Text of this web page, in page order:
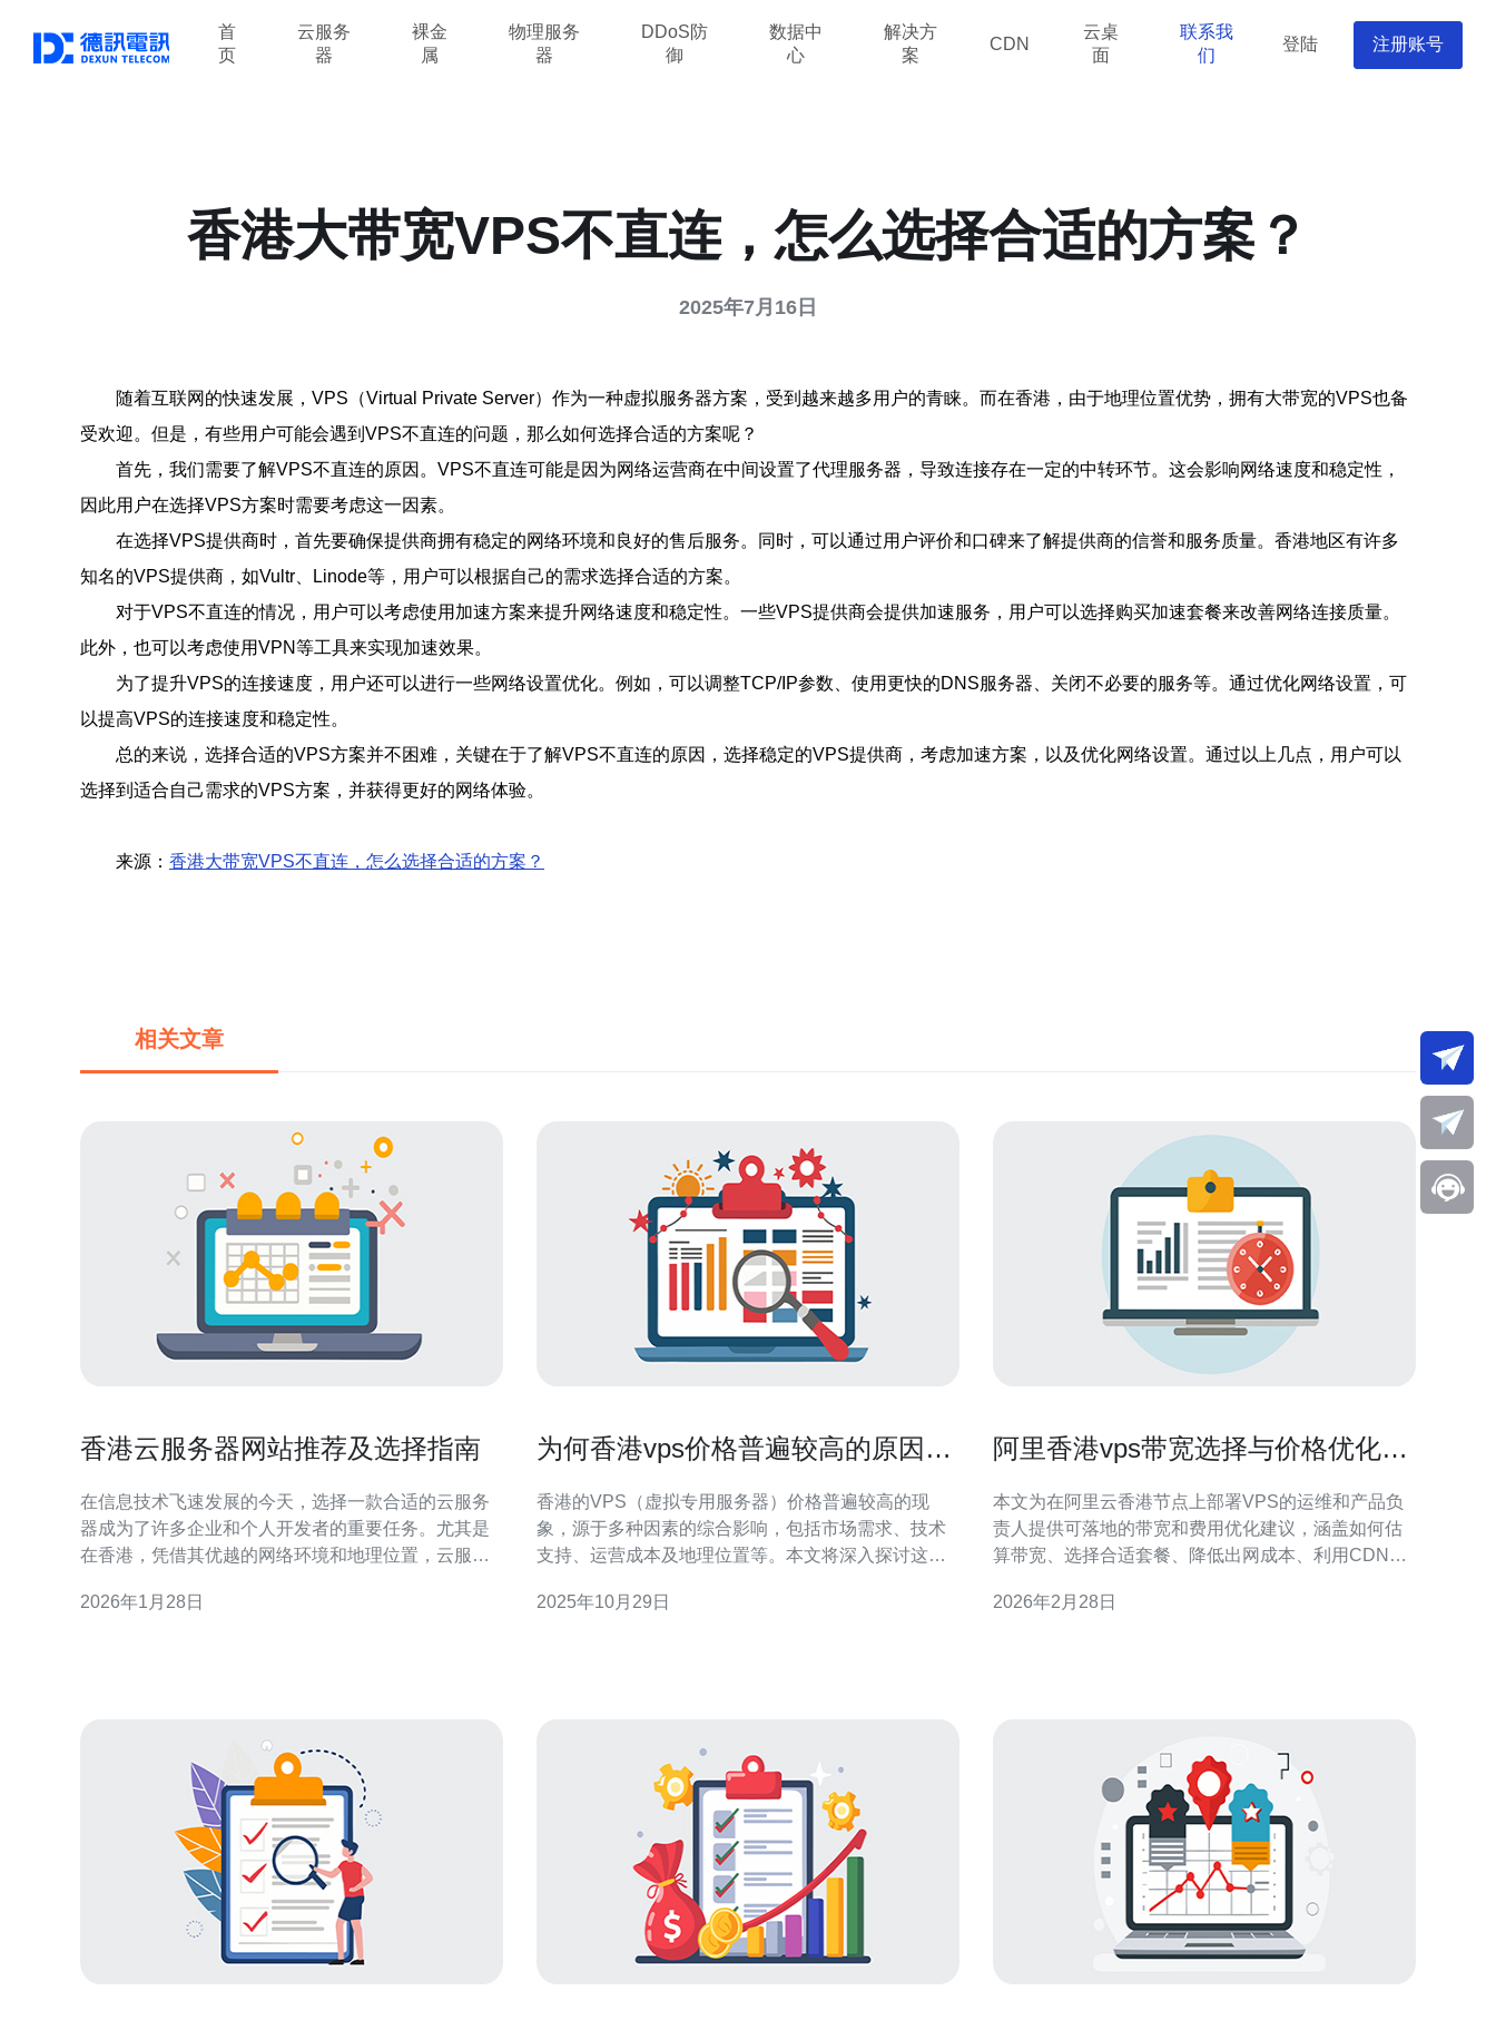
首
页
云服务
器
裸金
属
物理服务
器
DDoS防
御
数据中
心
解决方
案
CDN
云桌
面
联系我
们
登陆 注册账号
香港大带宽VPS不直连，怎么选择合适的方案？
2025年7月16日
随着互联网的快速发展，VPS（Virtual Private Server）作为一种虚拟服务器方案，受到越来越多用户的青睐。而在香港，由于地理位置优势，拥有大带宽的VPS也备
受欢迎。但是，有些用户可能会遇到VPS不直连的问题，那么如何选择合适的方案呢？
首先，我们需要了解VPS不直连的原因。VPS不直连可能是因为网络运营商在中间设置了代理服务器，导致连接存在一定的中转环节。这会影响网络速度和稳定性，
因此用户在选择VPS方案时需要考虑这一因素。
在选择VPS提供商时，首先要确保提供商拥有稳定的网络环境和良好的售后服务。同时，可以通过用户评价和口碑来了解提供商的信誉和服务质量。香港地区有许多
知名的VPS提供商，如Vultr、Linode等，用户可以根据自己的需求选择合适的方案。
对于VPS不直连的情况，用户可以考虑使用加速方案来提升网络速度和稳定性。一些VPS提供商会提供加速服务，用户可以选择购买加速套餐来改善网络连接质量。
此外，也可以考虑使用VPN等工具来实现加速效果。
为了提升VPS的连接速度，用户还可以进行一些网络设置优化。例如，可以调整TCP/IP参数、使用更快的DNS服务器、关闭不必要的服务等。通过优化网络设置，可
以提高VPS的连接速度和稳定性。
总的来说，选择合适的VPS方案并不困难，关键在于了解VPS不直连的原因，选择稳定的VPS提供商，考虑加速方案，以及优化网络设置。通过以上几点，用户可以
选择到适合自己需求的VPS方案，并获得更好的网络体验。
来源： 香港大带宽VPS不直连，怎么选择合适的方案？
相关文章
香港云服务器网站推荐及选择指南
在信息技术飞速发展的今天，选择一款合适的云服务
器成为了许多企业和个人开发者的重要任务。尤其是
在香港，凭借其优越的网络环境和地理位置，云服务
云服务器，并提供选择指南，助您轻松搭建网站。 首
2026年1月28日
为何香港vps价格普遍较高的原因分
香港的VPS（虚拟专用服务器）价格普遍较高的现
象，源于多种因素的综合影响，包括市场需求、技术
支持、运营成本及地理位置等。本文将深入探讨这些
以满足用户对高品质服务器的需求。 市场需求推动价
2025年10月29日
阿里香港vps带宽选择与价格优化实
本文为在阿里云香港节点上部署VPS的运维和产品负
责人提供可落地的带宽和费用优化建议，涵盖如何估
算带宽、选择合适套餐、降低出网成本、利用CDN与
体验的前提下实现成本可控与弹性扩展。 选择带宽时
2026年2月28日